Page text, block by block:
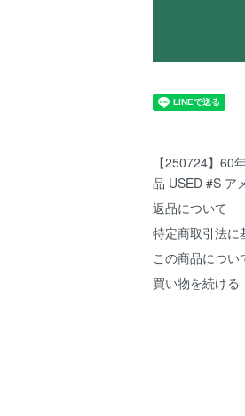
【250724】60
品 USED #S ア
返品について
特定商取引法に
この商品につい
買い物を続ける